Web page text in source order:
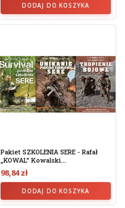
DODAJ DO KOSZYKA
Pakiet SZKOLENIA SERE - Rafał
„KOWAL” Kowalski...
98,84 zł
DODAJ DO KOSZYKA